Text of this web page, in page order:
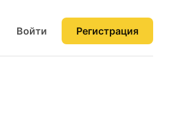
Войти Регистрация